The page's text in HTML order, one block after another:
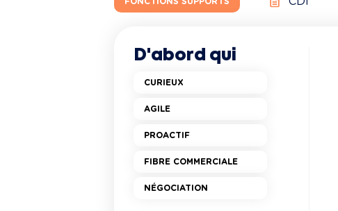
D'abord qui
CURIEUX
AGILE
PROACTIF
FIBRE COMMERCIALE
NÉGOCIATION